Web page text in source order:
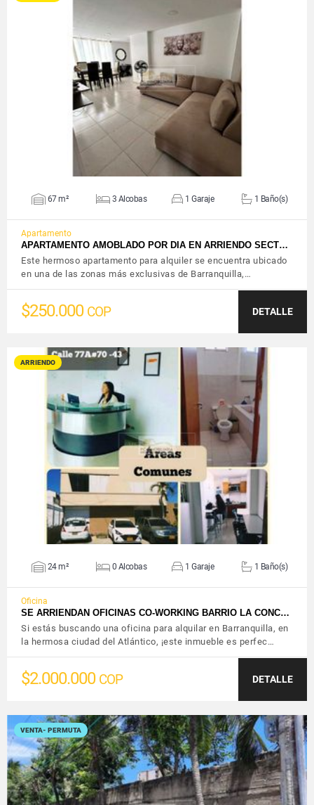
VER DETALLES
67 m² 3 Alcobas 1 Garaje 1 Baño(s)
Apartamento
APARTAMENTO AMOBLADO POR DIA EN ARRIENDO SECT…
Este hermoso apartamento para alquiler se encuentra ubicado
en una de las zonas más exclusivas de Barranquilla,…
$250.000 COP DETALLE
ARRIENDO
VER DETALLES
24 m² 0 Alcobas 1 Garaje 1 Baño(s)
Oficina
SE ARRIENDAN OFICINAS CO-WORKING BARRIO LA CONC…
Si estás buscando una oficina para alquilar en Barranquilla, en
la hermosa ciudad del Atlántico, ¡este inmueble es perfec…
$2.000.000 COP DETALLE
VENTA- PERMUTA